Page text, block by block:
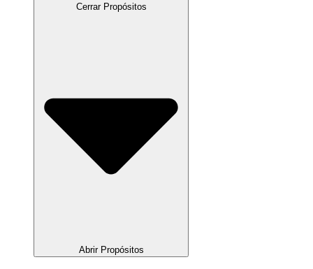
Cerrar Propósitos
Abrir Propósitos